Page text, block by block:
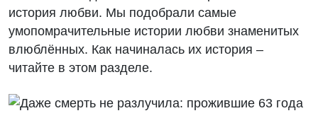
история любви. Мы подобрали самые
умопомрачительные истории любви знаменитых
влюблённых. Как начиналась их история –
читайте в этом разделе.